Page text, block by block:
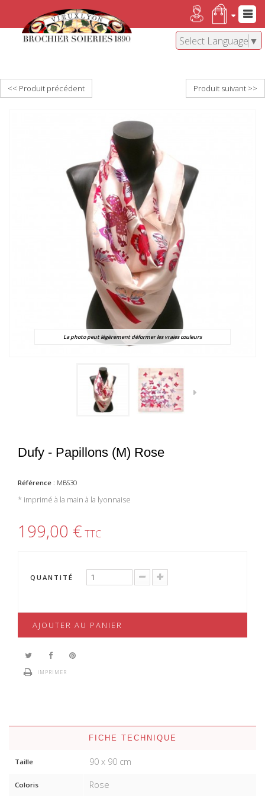
Select Language ▼
<< Produit précédent Produit suivant >>
La photo peut légèrement déformer les vraies couleurs
Dufy - Papillons (M) Rose
Référence : MBS30
* imprimé à la main à la lyonnaise
199,00 € TTC
QUANTITÉ
AJOUTER AU PANIER
IMPRIMER
FICHE TECHNIQUE
Taille 90 x 90 cm
Coloris Rose